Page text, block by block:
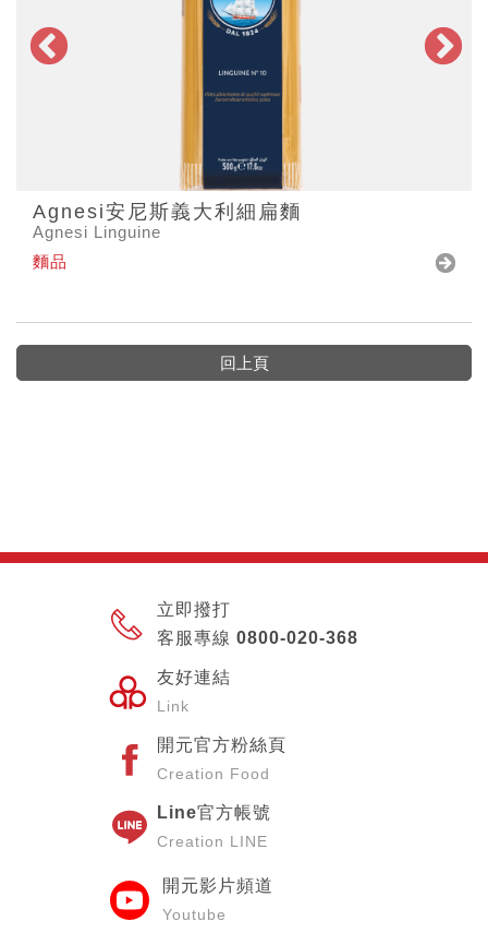
Agnesi安尼斯義大利細扁麵
Agnesi Linguine
麵品
回上頁
立即撥打
客服專線 0800-020-368
友好連結
Link
開元官方粉絲頁
Creation Food
Line官方帳號
Creation LINE
開元影片頻道
Youtube